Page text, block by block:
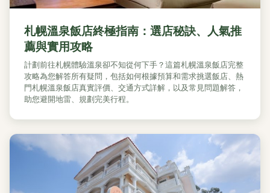
札幌溫泉飯店終極指南：選店秘訣、人氣推
薦與實用攻略
計劃前往札幌體驗溫泉卻不知從何下手？這篇札幌溫泉飯店完整
攻略為您解答所有疑問，包括如何根據預算和需求挑選飯店、熱
門札幌溫泉飯店真實評價、交通方式詳解，以及常見問題解答，
助您避開地雷、規劃完美行程。